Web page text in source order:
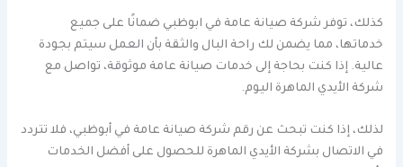
كذلك، توفر شركة صيانة عامة في ابوظبي ضمانًا على جميع
خدماتها، مما يضمن لك راحة البال والثقة بأن العمل سيتم بجودة
عالية. إذا كنت بحاجة إلى خدمات صيانة عامة موثوقة، تواصل مع
شركة الأيدي الماهرة اليوم.
لذلك، إذا كنت تبحث عن رقم شركة صيانة عامة في أبوظبي، فلا تتردد
في الاتصال بشركة الأيدي الماهرة للحصول على أفضل الخدمات